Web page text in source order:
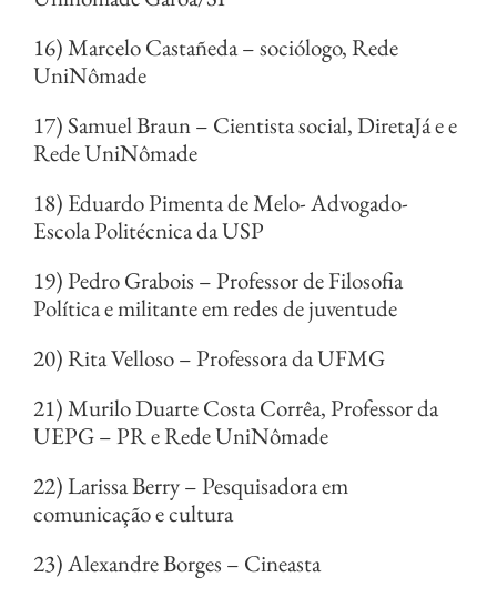
16) Marcelo Castañeda – sociólogo, Rede
UniNômade
17) Samuel Braun – Cientista social, DiretaJá e e
Rede UniNômade
18) Eduardo Pimenta de Melo- Advogado-
Escola Politécnica da USP
19) Pedro Grabois – Professor de Filosofia
Política e militante em redes de juventude
20) Rita Velloso – Professora da UFMG
21) Murilo Duarte Costa Corrêa, Professor da
UEPG – PR e Rede UniNômade
22) Larissa Berry – Pesquisadora em
comunicação e cultura
23) Alexandre Borges – Cineasta